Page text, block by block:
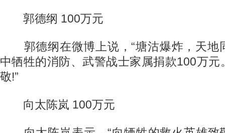
郭德纲 100万元
郭德纲在微博上说，“塘沽爆炸，天地
中牺牲的消防、武警战士家属捐款100万
敬!”
向太陈岚 100万元